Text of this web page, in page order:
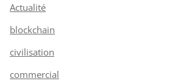
Actualité
blockchain
civilisation
commercial